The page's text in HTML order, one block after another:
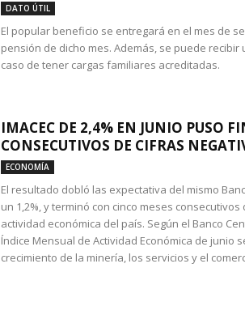
DATO ÚTIL
El popular beneficio se entregará en el mes de
pensión de dicho mes. Además, se puede recibir
caso de tener cargas familiares acreditadas.
IMACEC DE 2,4% EN JUNIO PUSO
CONSECUTIVOS DE CIFRAS
ECONOMÍA
El resultado dobló las expectativa del mismo
un 1,2%, y terminó con cinco meses
actividad económica del país. Según el Banco
Índice Mensual de Actividad Económica de junio
crecimiento de la minería, los servicios y el